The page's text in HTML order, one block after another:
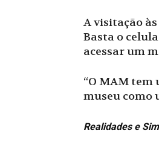
A visitação
Basta o
acessar um
“O MAM
museu como
Realidades e